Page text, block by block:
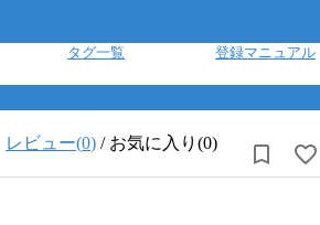
タグ一覧 登録マニュアル
レビュー(0) / お気に入り(0)